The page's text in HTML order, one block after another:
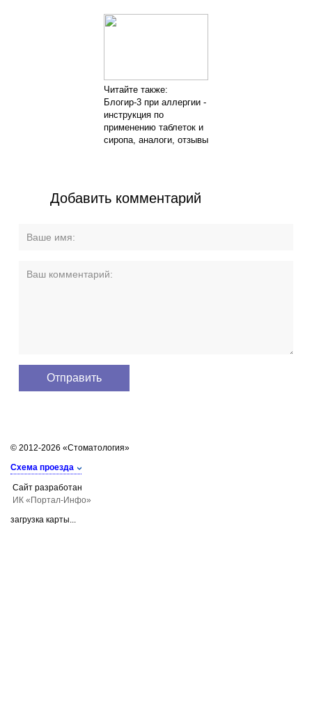
Читайте также:
Блогир-3 при аллергии -
инструкция по
применению таблеток и
сиропа, аналоги, отзывы
Добавить комментарий
© 2012-2026 «Стоматология»
Схема проезда
Сайт разработан
ИК «Портал-Инфо»
загрузка карты...